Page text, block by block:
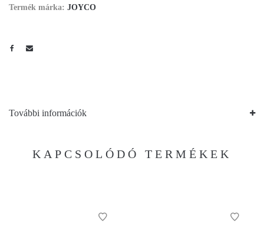
Termék márka: JOYCO
További információk
KAPCSOLÓDÓ TERMÉKEK